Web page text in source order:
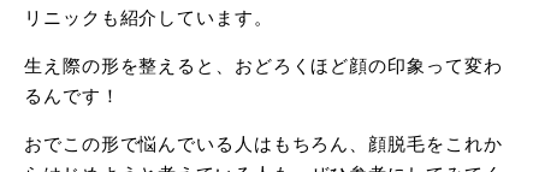
リニックも紹介しています。
生え際の形を整えると、おどろくほど顔の印象って変わ
るんです！
おでこの形で悩んでいる人はもちろん、顔脱毛をこれか